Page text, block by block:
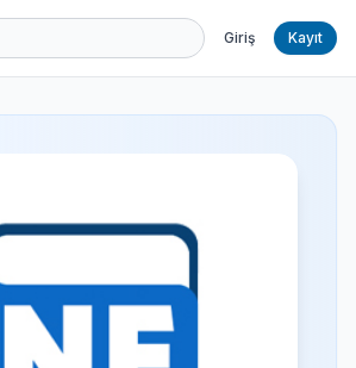
Giriş Kayıt